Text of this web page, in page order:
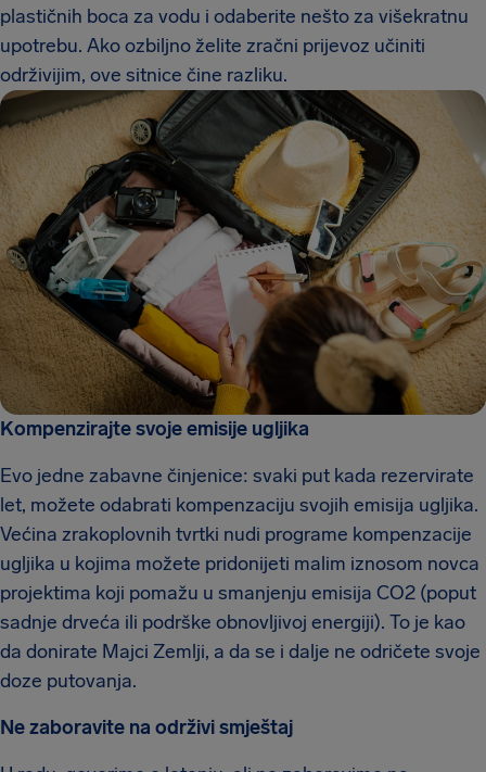
plastičnih boca za vodu i odaberite nešto za višekratnu
upotrebu. Ako ozbiljno želite zračni prijevoz učiniti
održivijim, ove sitnice čine razliku.
Kompenzirajte svoje emisije ugljika
Evo jedne zabavne činjenice: svaki put kada rezervirate
let, možete odabrati kompenzaciju svojih emisija ugljika.
Većina zrakoplovnih tvrtki nudi programe kompenzacije
ugljika u kojima možete pridonijeti malim iznosom novca
projektima koji pomažu u smanjenju emisija CO2 (poput
sadnje drveća ili podrške obnovljivoj energiji). To je kao
da donirate Majci Zemlji, a da se i dalje ne odričete svoje
doze putovanja.
Ne zaboravite na održivi smještaj